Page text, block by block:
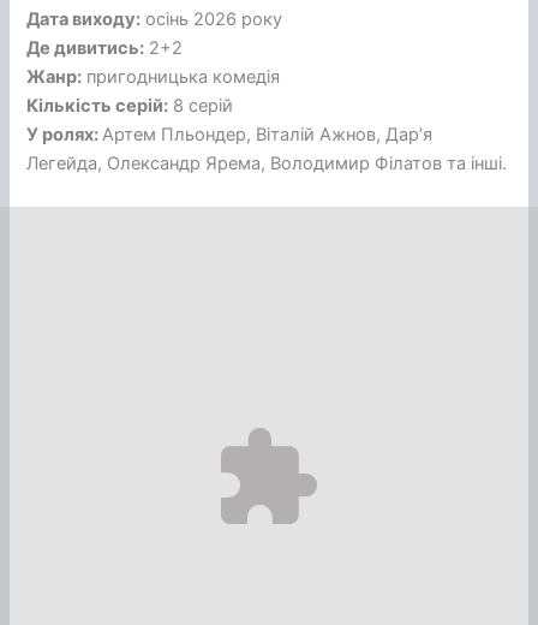
Дата виходу: осінь 2026 року
Де дивитись: 2+2
Жанр: пригодницька комедія
Кількість серій: 8 серій
У ролях:Артем Пльондер, Віталій Ажнов, Дар’я
Легейда, Олександр Ярема, Володимир Філатов та інші.